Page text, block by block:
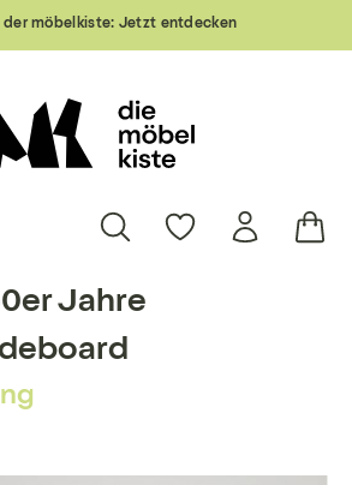
der möbelkiste: Jetzt entdecken
Jahre